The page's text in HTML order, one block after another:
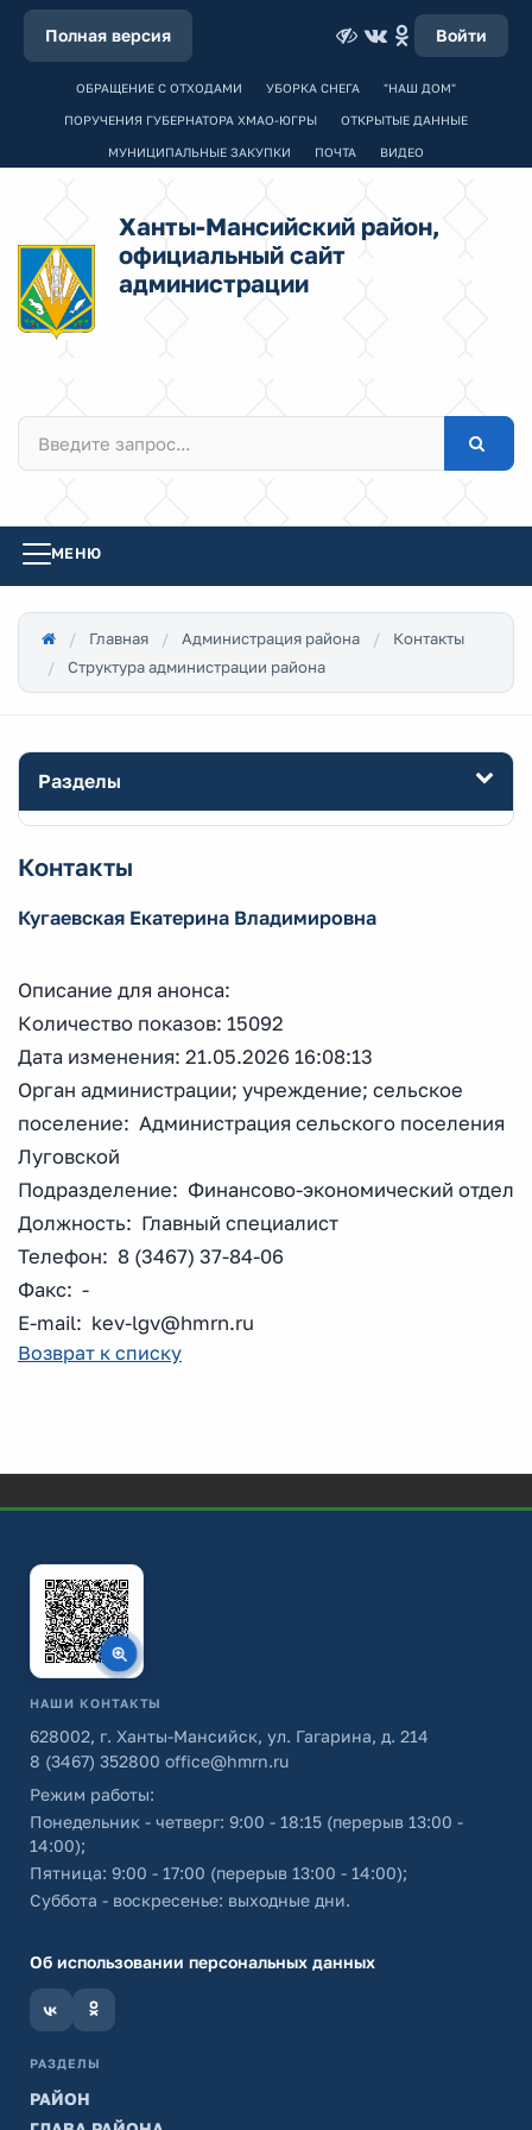
Полная версия Войти
ОБРАЩЕНИЕ С ОТХОДАМИ УБОРКА СНЕГА "НАШ ДОМ"
ПОРУЧЕНИЯ ГУБЕРНАТОРА ХМАО-ЮГРЫ ОТКРЫТЫЕ ДАННЫЕ
МУНИЦИПАЛЬНЫЕ ЗАКУПКИ ПОЧТА ВИДЕО
Ханты-Мансийский район,
официальный сайт
администрации
МЕНЮ
Главная Администрация района
Контакты
Структура администрации района
Разделы
Контакты
Кугаевская Екатерина Владимировна
Описание для анонса:
Количество показов: 15092
Дата изменения: 21.05.2026 16:08:13
Орган администрации; учреждение; сельское
поселение: Администрация сельского поселения
Луговской
Подразделение: Финансово-экономический отдел
Должность: Главный специалист
Телефон: 8 (3467) 37-84-06
Факс: -
E-mail: kev-lgv@hmrn.ru
Возврат к списку
НАШИ КОНТАКТЫ
628002, г. Ханты-Мансийск, ул. Гагарина, д. 214
8 (3467) 352800 office@hmrn.ru
Режим работы:
Понедельник - четверг: 9:00 - 18:15 (перерыв 13:00 -
14:00);
Пятница: 9:00 - 17:00 (перерыв 13:00 - 14:00);
Суббота - воскресенье: выходные дни.
Об использовании персональных данных
РАЗДЕЛЫ
РАЙОН